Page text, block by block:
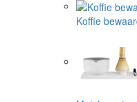
Koffie